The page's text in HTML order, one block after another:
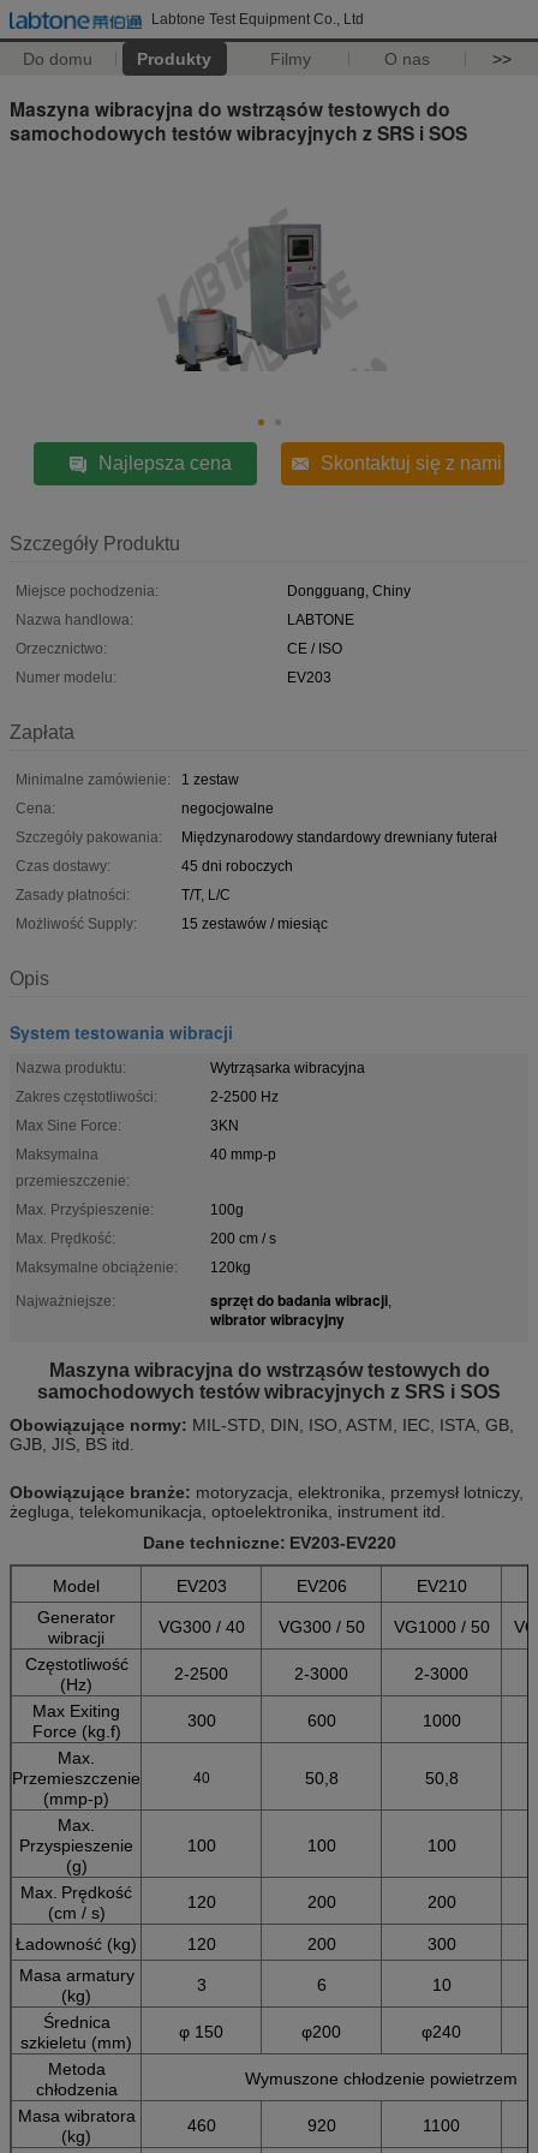
Labtone Test Equipment Co., Ltd
Do domu Produkty Filmy O nas >>
Maszyna wibracyjna do wstrząsów testowych do
samochodowych testów wibracyjnych z SRS i SOS
Najlepsza cena Skontaktuj się z nami
Szczegóły Produktu
Miejsce pochodzenia:
Dongguang, Chiny
Nazwa handlowa:
LABTONE
Orzecznictwo:
CE / ISO
Numer modelu:
EV203
Zapłata
Minimalne zamówienie:
1 zestaw
Cena:
negocjowalne
Szczegóły pakowania:
Międzynarodowy standardowy drewniany futerał
Czas dostawy:
45 dni roboczych
Zasady płatności:
T/T, L/C
Możliwość Supply:
15 zestawów / miesiąc
Opis
System testowania wibracji
Nazwa produktu:
Wytrząsarka wibracyjna
Zakres częstotliwości:
2-2500 Hz
Max Sine Force:
3KN
Maksymalna
przemieszczenie:
40 mmp-p
Max. Przyśpieszenie:
100g
Max. Prędkość:
200 cm / s
Maksymalne obciążenie:
120kg
Najważniejsze:
sprzęt do badania wibracji,
wibrator wibracyjny
Maszyna wibracyjna do wstrząsów testowych do
samochodowych testów wibracyjnych z SRS i SOS
Obowiązujące normy: MIL-STD, DIN, ISO, ASTM, IEC, ISTA, GB,
GJB, JIS, BS itd.
Obowiązujące branże: motoryzacja, elektronika, przemysł lotniczy,
żegluga, telekomunikacja, optoelektronika, instrument itd.
Dane techniczne: EV203-EV220
Model EV203 EV206 EV210
Generator
wibracji
VG300 / 40 VG300 / 50 VG1000 / 50
Częstotliwość
(Hz)
2-2500 2-3000 2-3000
Max Exiting
Force (kg.f)
300 600
1000
Max.
Przemieszczenie
(mmp-p)
40 50,8 50,8
Max.
Przyspieszenie
(g)
100 100 100
Max. Prędkość
(cm / s)
120 200 200
Ładowność (kg) 120 200
300
Masa armatury
(kg)
3 6
10
Średnica
szkieletu (mm)
φ 150 φ200
φ240
Metoda
chłodzenia
Wymuszone chłodzenie powietrzem
Masa wibratora
(kg)
460 920
1100